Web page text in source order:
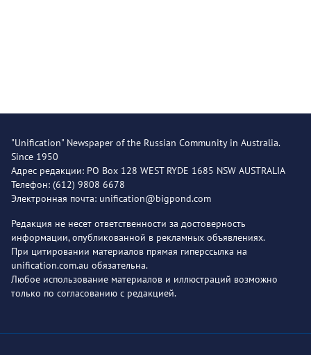
"Unification" Newspaper of the Russian Community in Australia.
Since 1950
Адрес редакции: PO Box 128 WEST RYDE 1685 NSW AUSTRALIA
Телефон: (612) 9808 6678
Электронная почта: unification@bigpond.com
Редакция не несет ответственности за достоверность
информации, опубликованной в рекламных объявлениях.
При цитировании материалов прямая гиперссылка на
unification.com.au обязательна.
Любое использование материалов и иллюстраций возможно
только по согласованию с редакцией.